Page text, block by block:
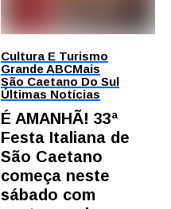
Cultura E Turismo
Grande ABCMais
São Caetano Do Sul
Últimas Notícias
É AMANHÃ! 33ª
Festa Italiana de
São Caetano
começa neste
sábado com